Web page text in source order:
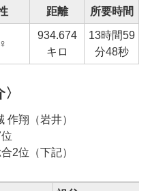
距離 所要時間
♀
934.674
キロ
13時間59
分48秒
翔（岩井）
2位（下記）